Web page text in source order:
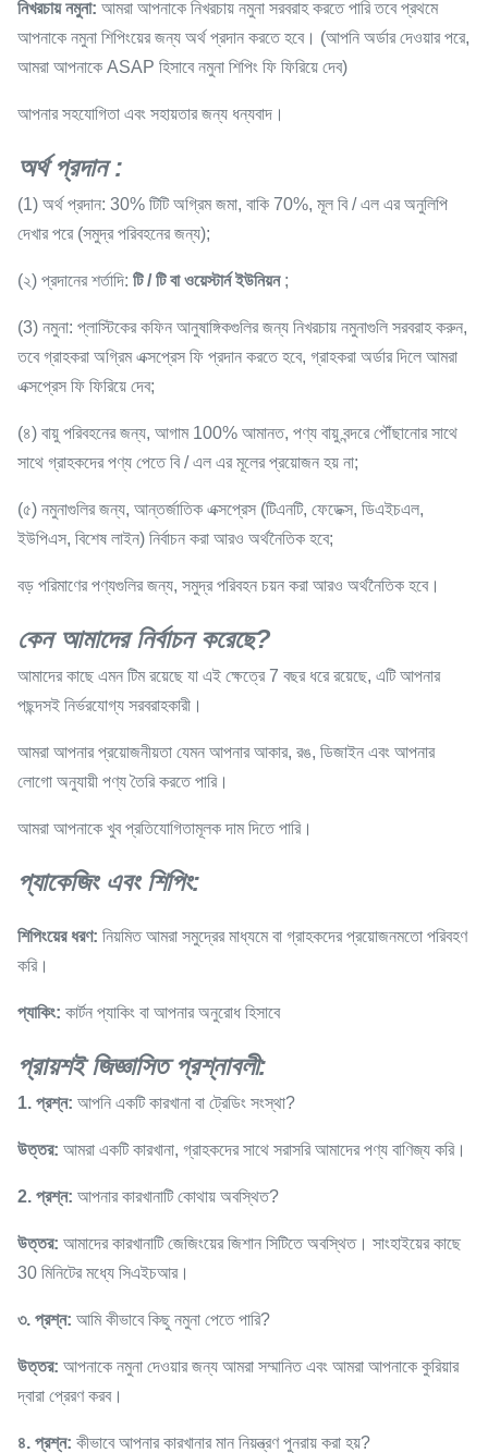
নিখরচায় নমুনা: আমরা আপনাকে নিখরচায় নমুনা সরবরাহ করতে পারি তবে প্রথমে
আপনাকে নমুনা শিপিংয়ের জন্য অর্থ প্রদান করতে হবে। (আপনি অর্ডার দেওয়ার পরে,
আমরা আপনাকে ASAP হিসাবে নমুনা শিপিং ফি ফিরিয়ে দেব)
আপনার সহযোগিতা এবং সহায়তার জন্য ধন্যবাদ।
অর্থ প্রদান :
(1) অর্থ প্রদান: 30% টিটি অগ্রিম জমা, বাকি 70%, মূল বি / এল এর অনুলিপি
দেখার পরে (সমুদ্র পরিবহনের জন্য);
(২) প্রদানের শর্তাদি: টি / টি বা ওয়েস্টার্ন ইউনিয়ন;
(3) নমুনা: প্লাস্টিকের কফিন আনুষাঙ্গিকগুলির জন্য নিখরচায় নমুনাগুলি সরবরাহ করুন,
তবে গ্রাহকরা অগ্রিম এক্সপ্রেস ফি প্রদান করতে হবে, গ্রাহকরা অর্ডার দিলে আমরা
এক্সপ্রেস ফি ফিরিয়ে দেব;
(৪) বায়ু পরিবহনের জন্য, আগাম 100% আমানত, পণ্য বায়ু বন্দরে পৌঁছানোর সাথে
সাথে গ্রাহকদের পণ্য পেতে বি / এল এর মূলের প্রয়োজন হয় না;
(৫) নমুনাগুলির জন্য, আন্তর্জাতিক এক্সপ্রেস (টিএনটি, ফেডেক্স, ডিএইচএল,
ইউপিএস, বিশেষ লাইন) নির্বাচন করা আরও অর্থনৈতিক হবে;
বড় পরিমাণের পণ্যগুলির জন্য, সমুদ্র পরিবহন চয়ন করা আরও অর্থনৈতিক হবে।
কেন আমাদের নির্বাচন করেছে?
আমাদের কাছে এমন টিম রয়েছে যা এই ক্ষেত্রে 7 বছর ধরে রয়েছে, এটি আপনার
পছন্দসই নির্ভরযোগ্য সরবরাহকারী।
আমরা আপনার প্রয়োজনীয়তা যেমন আপনার আকার, রঙ, ডিজাইন এবং আপনার
লোগো অনুযায়ী পণ্য তৈরি করতে পারি।
আমরা আপনাকে খুব প্রতিযোগিতামূলক দাম দিতে পারি।
প্যাকেজিং এবং শিপিং:
শিপিংয়ের ধরণ: নিয়মিত আমরা সমুদ্রের মাধ্যমে বা গ্রাহকদের প্রয়োজনমতো পরিবহণ
করি।
প্যাকিং: কার্টন প্যাকিং বা আপনার অনুরোধ হিসাবে
প্রায়শই জিজ্ঞাসিত প্রশ্নাবলী:
1. প্রশ্ন: আপনি একটি কারখানা বা ট্রেডিং সংস্থা?
উত্তর: আমরা একটি কারখানা, গ্রাহকদের সাথে সরাসরি আমাদের পণ্য বাণিজ্য করি।
2. প্রশ্ন: আপনার কারখানাটি কোথায় অবস্থিত?
উত্তর: আমাদের কারখানাটি জেজিংয়ের জিশান সিটিতে অবস্থিত। সাংহাইয়ের কাছে
30 মিনিটের মধ্যে সিএইচআর।
৩. প্রশ্ন: আমি কীভাবে কিছু নমুনা পেতে পারি?
উত্তর: আপনাকে নমুনা দেওয়ার জন্য আমরা সম্মানিত এবং আমরা আপনাকে কুরিয়ার
দ্বারা প্রেরণ করব।
৪. প্রশ্ন: কীভাবে আপনার কারখানার মান নিয়ন্ত্রণ পুনরায় করা হয়?